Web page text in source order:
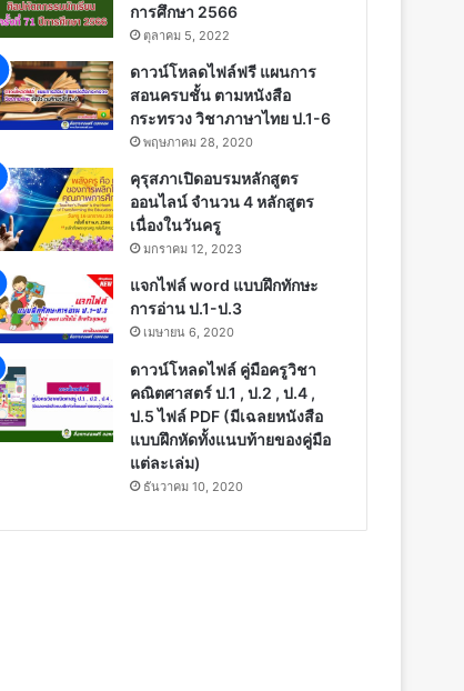
การศึกษา 2566
ตุลาคม 5, 2022
ดาวน์โหลดไฟล์ฟรี แผนการ
สอนครบชั้น ตามหนังสือ
กระทรวง วิชาภาษาไทย ป.1-6
พฤษภาคม 28, 2020
คุรุสภาเปิดอบรมหลักสูตร
ออนไลน์ จำนวน 4 หลักสูตร
เนื่องในวันครู
มกราคม 12, 2023
แจกไฟล์ word แบบฝึกทักษะ
การอ่าน ป.1-ป.3
เมษายน 6, 2020
ดาวน์โหลดไฟล์ คู่มือครูวิชา
คณิตศาสตร์ ป.1 , ป.2 , ป.4 ,
ป.5 ไฟล์ PDF (มีเฉลยหนังสือ
แบบฝึกหัดทั้งแนบท้ายของคู่มือ
แต่ละเล่ม)
ธันวาคม 10, 2020